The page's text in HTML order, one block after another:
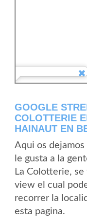
GOOGLE
COLOTTERIE
HAINAUT EN
Aqui os
le gusta a la
La Colotterie,
view el cual
recorrer la
esta pagina.